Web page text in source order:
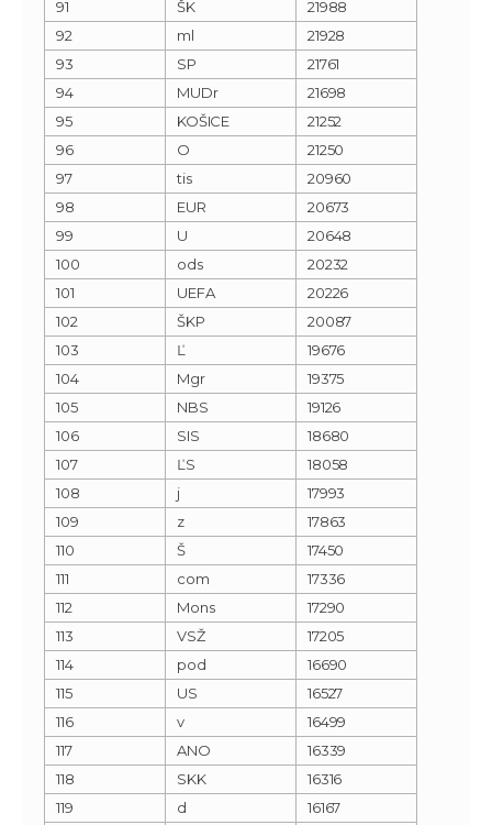
91 ŠK
21988
92
ml
21928
93
SP
21761
94
MUDr
21698
95
KOŠICE
21252
96
O
21250
97
tis
20960
98
EUR
20673
99
U
20648
100
ods
20232
101
UEFA
20226
102
ŠKP
20087
103
Ľ
19676
104
Mgr
19375
105
NBS
19126
106
SIS
18680
107
ĽS
18058
108
j
17993
109
z
17863
110
Š
17450
111
com
17336
112
Mons
17290
113
VSŽ
17205
114
pod
16690
115
US
16527
116
v
16499
117
ANO
16339
118
SKK
16316
119
d
16167